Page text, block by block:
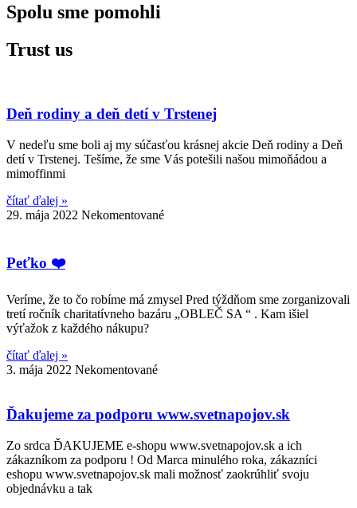
Spolu sme pomohli
Trust us
Deň rodiny a deň detí v Trstenej
V nedeľu sme boli aj my súčasťou krásnej akcie Deň rodiny a Deň
detí v Trstenej. Tešíme, že sme Vás potešili našou mimoňádou a
mimoffinmi
čítať ďalej »
29. mája 2022 Nekomentované
Peťko ❤️
Veríme, že to čo robíme má zmysel Pred týždňom sme zorganizovali
tretí ročník charitatívneho bazáru „OBLEČ SA “ . Kam išiel
výťažok z každého nákupu?
čítať ďalej »
3. mája 2022 Nekomentované
Ďakujeme za podporu www.svetnapojov.sk
Zo srdca ĎAKUJEME e-shopu www.svetnapojov.sk a ich
zákazníkom za podporu ! Od Marca minulého roka, zákazníci
eshopu www.svetnapojov.sk mali možnosť zaokrúhliť svoju
objednávku a tak